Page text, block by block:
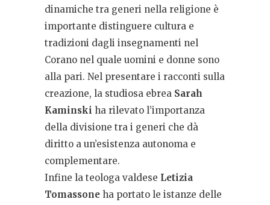
dinamiche tra generi nella religione è
importante distinguere cultura e
tradizioni dagli insegnamenti nel
Corano nel quale uomini e donne sono
alla pari. Nel presentare i racconti sulla
creazione, la studiosa ebrea Sarah
Kaminski ha rilevato l’importanza
della divisione tra i generi che dà
diritto a un’esistenza autonoma e
complementare.
Infine la teologa valdese Letizia
Tomassone ha portato le istanze delle